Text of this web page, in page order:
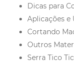
Dicas para
Aplicações e
Cortando
Outros
Serra Tico